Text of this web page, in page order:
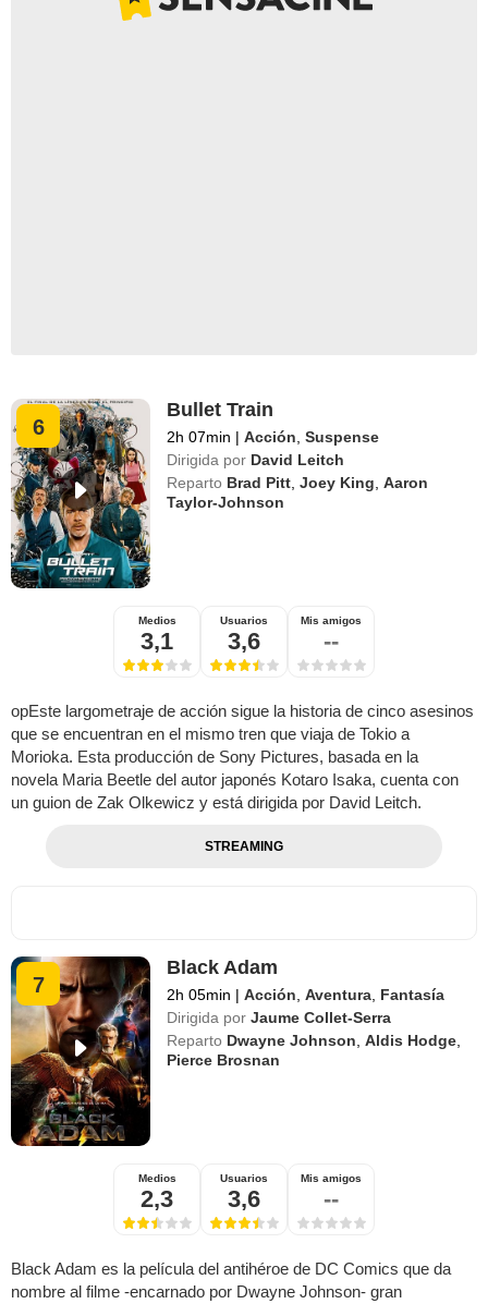
6
Bullet Train
2h 07min | Acción ,Suspense
Dirigida por David Leitch
Reparto Brad Pitt ,Joey King ,Aaron
Taylor-Johnson
Medios
3,1
Usuarios
3,6
Mis amigos
--
opEste largometraje de acción sigue la historia de cinco asesinos
que se encuentran en el mismo tren que viaja de Tokio a
Morioka. Esta producción de Sony Pictures, basada en la
novela Maria Beetle del autor japonés Kotaro Isaka, cuenta con
un guion de Zak Olkewicz y está dirigida por David Leitch.
STREAMING
7
Black Adam
2h 05min | Acción ,Aventura Fantasía
Dirigida por Jaume Collet-Serra
Reparto Dwayne Johnson ,Aldis Hodge
Pierce Brosnan
Medios
2,3
Usuarios
3,6
Mis amigos
--
Black Adam es la película del antihéroe de DC Comics que da
nombre al filme -encarnado por Dwayne Johnson- gran